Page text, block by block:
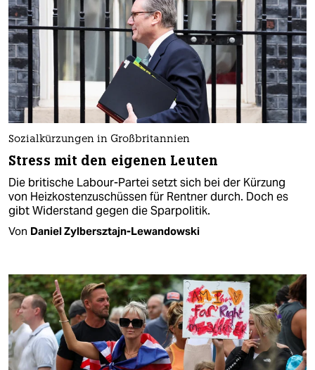
Sozialkürzungen in Großbritannien
Stress mit den eigenen Leuten
Die britische Labour-Partei setzt sich bei der Kürzung
von Heizkostenzuschüssen für Rentner durch. Doch es
gibt Widerstand gegen die Sparpolitik.
Von Daniel Zylbersztajn-Lewandowski